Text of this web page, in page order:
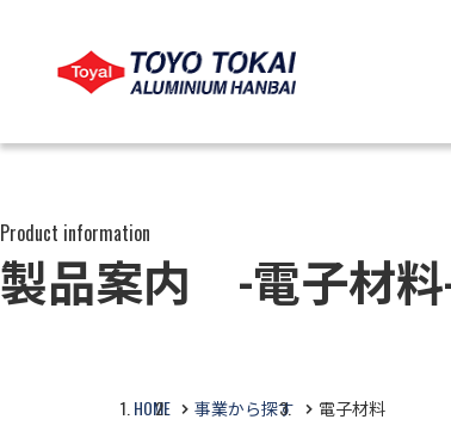
LANGUAGE
言語
COMPANY
会社概要
PRODUCTS
製品情報
用途から探す
CSR
CSR
Product information
製品案内 -電子材
HOME 事業から探す 電子材料